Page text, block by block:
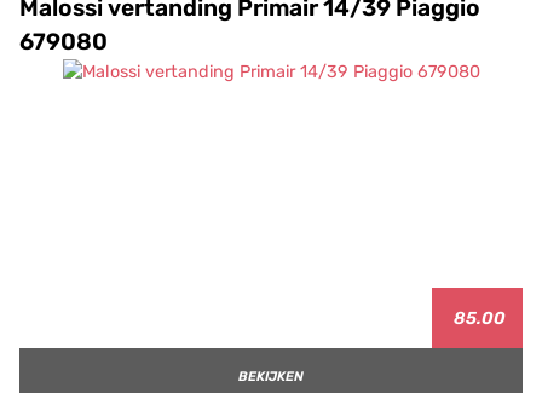
Malossi vertanding Primair 14/39 Piaggio
679080
85.00
BEKIJKEN